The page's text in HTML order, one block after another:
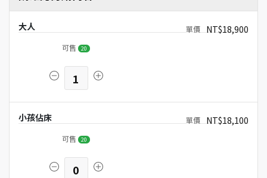
大人 NT$18,900
可售 20
1
小孩佔床 NT$18,100
可售 20
0